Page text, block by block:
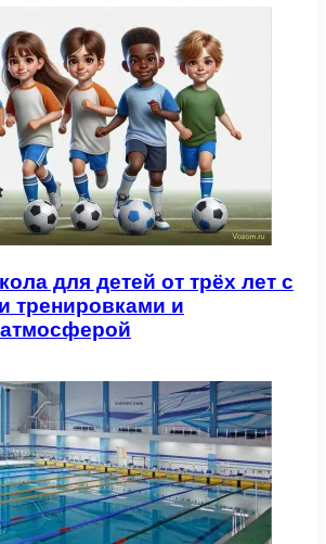
для детей от трёх лет с
тренировками и